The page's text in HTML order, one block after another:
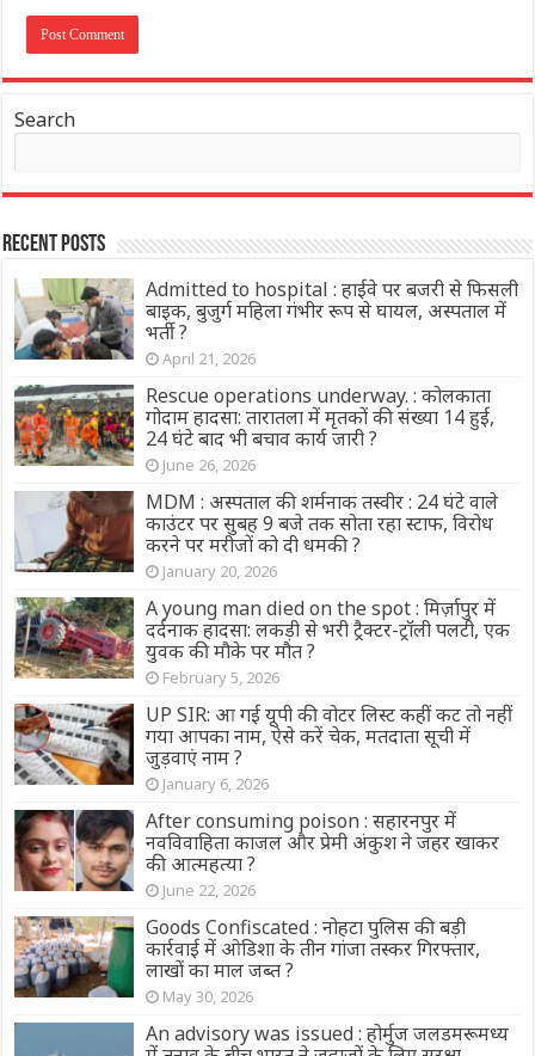
Search
Recent Posts
Admitted to hospital : हाईवे पर बजरी से फिसली
बाइक, बुजुर्ग महिला गंभीर रूप से घायल, अस्पताल में
भर्ती ?
April 21, 2026
Rescue operations underway. : कोलकाता
गोदाम हादसा: तारातला में मृतकों की संख्या 14 हुई,
24 घंटे बाद भी बचाव कार्य जारी ?
June 26, 2026
MDM : अस्पताल की शर्मनाक तस्वीर : 24 घंटे वाले
काउंटर पर सुबह 9 बजे तक सोता रहा स्टाफ, विरोध
करने पर मरीजों को दी धमकी ?
January 20, 2026
A young man died on the spot : मिर्ज़ापुर में
दर्दनाक हादसा: लकड़ी से भरी ट्रैक्टर-ट्रॉली पलटी, एक
युवक की मौके पर मौत ?
February 5, 2026
UP SIR: आ गई यूपी की वोटर लिस्ट कहीं कट तो नहीं
गया आपका नाम, ऐसे करें चेक, मतदाता सूची में
जुड़वाएं नाम ?
January 6, 2026
After consuming poison : सहारनपुर में
नवविवाहिता काजल और प्रेमी अंकुश ने जहर खाकर
की आत्महत्या ?
June 22, 2026
Goods Confiscated : नोहटा पुलिस की बड़ी
कार्रवाई में ओडिशा के तीन गांजा तस्कर गिरफ्तार,
लाखों का माल जब्त ?
May 30, 2026
An advisory was issued : होर्मुज जलडमरूमध्य